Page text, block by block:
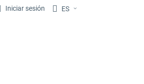
Iniciar sesión ES